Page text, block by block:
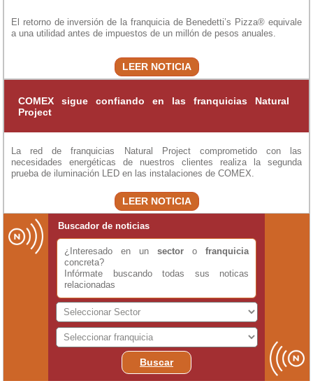
El retorno de inversión de la franquicia de Benedetti’s Pizza® equivale
a una utilidad antes de impuestos de un millón de pesos anuales.
LEER NOTICIA
COMEX sigue confiando en las franquicias Natural
Project
La red de franquicias Natural Project comprometido con las
necesidades energéticas de nuestros clientes realiza la segunda
prueba de iluminación LED en las instalaciones de COMEX.
LEER NOTICIA
Buscador de noticias
¿Interesado en un sector o franquicia
concreta?
Infórmate buscando todas sus noticas
relacionadas
Buscar